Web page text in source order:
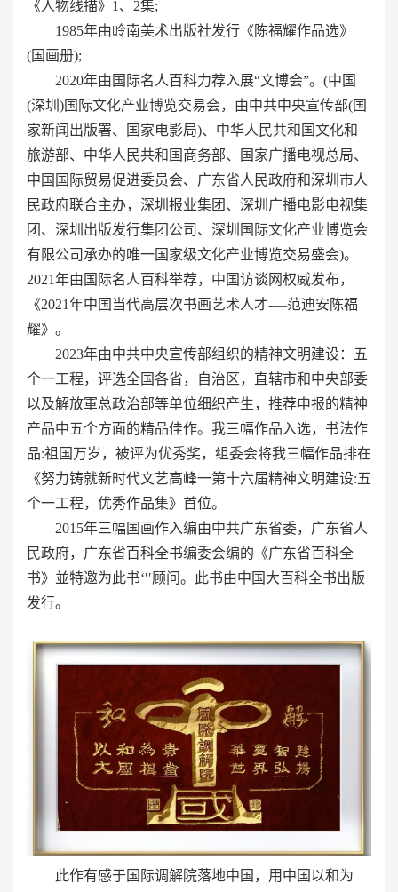
《人物线描》1、2集;
1985年由岭南美术出版社发行《陈福耀作品选》
(国画册);
2020年由国际名人百科力荐入展“文博会”。(中国
(深圳)国际文化产业博览交易会，由中共中央宣传部(国
家新闻出版署、国家电影局)、中华人民共和国文化和
旅游部、中华人民共和国商务部、国家广播电视总局、
中国国际贸易促进委员会、广东省人民政府和深圳市人
民政府联合主办，深圳报业集团、深圳广播电影电视集
团、深圳出版发行集团公司、深圳国际文化产业博览会
有限公司承办的唯一国家级文化产业博览交易盛会)。
2021年由国际名人百科举荐，中国访谈网权威发布，
《2021年中国当代高层次书画艺术人才-—范迪安陈福
耀》。
2023年由中共中央宣传部组织的精神文明建设：五
个一工程，评选全国各省，自治区，直辖市和中央部委
以及解放軍总政治部等单位细织产生，推荐申报的精神
产品中五个方面的精品佳作。我三幅作品入选，书法作
品:祖国万岁，被评为优秀奖，组委会将我三幅作品排在
《努力铸就新时代文艺高峰一第十六届精神文明建设:五
个一工程，优秀作品集》首位。
2015年三幅国画作入编由中共广东省委，广东省人
民政府，广东省百科全书编委会编的《广东省百科全
书》並特邀为此书‘′′顾问。此书由中国大百科全书出版
发行。
此作有感于国际调解院落地中国，用中国以和为